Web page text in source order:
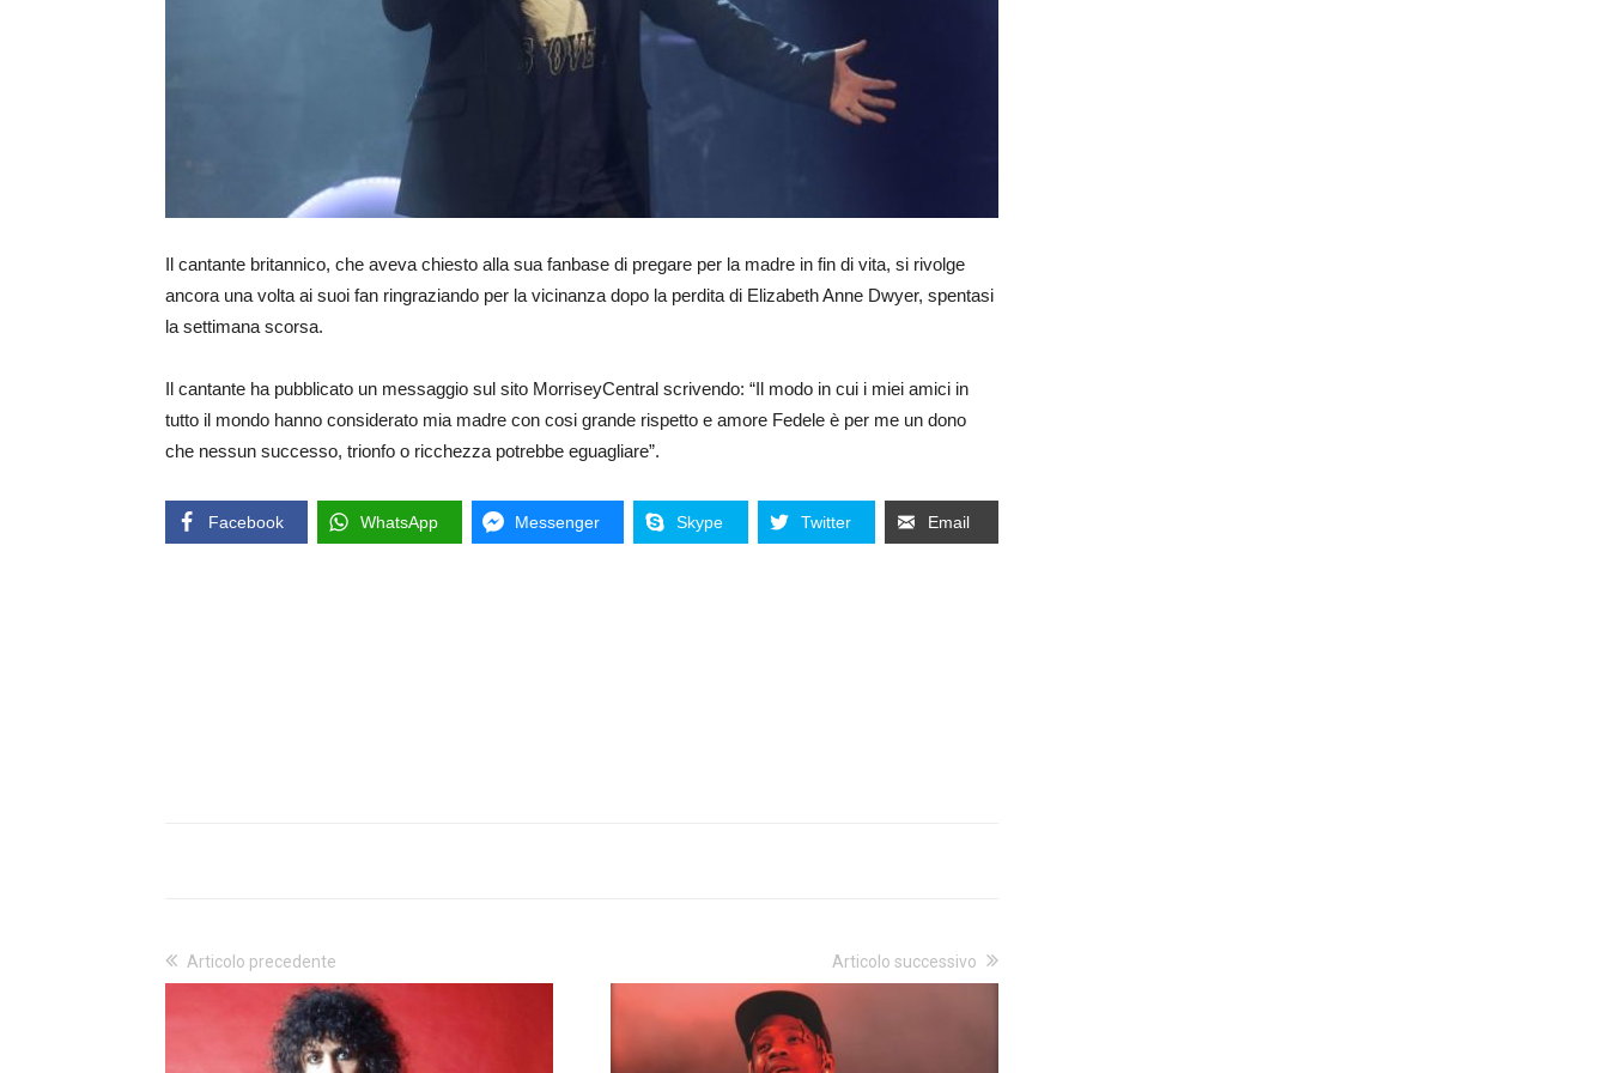
Il cantante britannico, che aveva chiesto alla sua fanbase di pregare per la madre in fin di vita, si rivolge
ancora una volta ai suoi fan ringraziando per la vicinanza dopo la perdita di Elizabeth Anne Dwyer, spentasi
la settimana scorsa.
Il cantante ha pubblicato un messaggio sul sito MorriseyCentral scrivendo: “Il modo in cui i miei amici in
tutto il mondo hanno considerato mia madre con cosi grande rispetto e amore Fedele è per me un dono
che nessun successo, trionfo o ricchezza potrebbe eguagliare”.
Facebook WhatsApp Messenger Skype Twitter Email
Articolo precedente Articolo successivo